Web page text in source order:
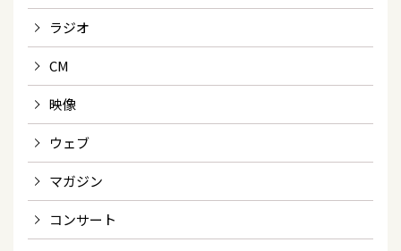
ラジオ
CM
映像
ウェブ
マガジン
コンサート